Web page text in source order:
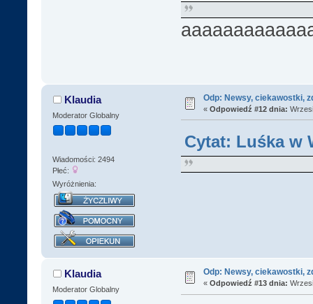
Klaudia
Moderator Globalny
Wiadomości: 2494
Płeć:
Wyróżnienia:
Odp: Newsy, ciekawostki,
«Odpowiedź #12 dnia:
Cytat: Luśka w
Klaudia
Moderator Globalny
Odp: Newsy, ciekawostki,
«Odpowiedź #13 dnia: